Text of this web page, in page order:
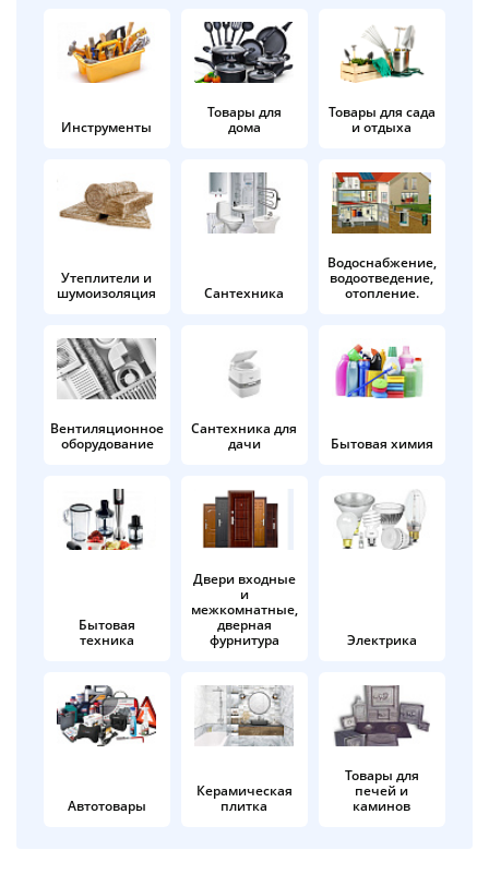
Инструменты
Товары для
дома
Товары для сада
и отдыха
Утеплители и
шумоизоляция
Сантехника
Водоснабжение,
водоотведение,
отопление.
Вентиляционное
оборудование
Сантехника для
дачи
Бытовая химия
Бытовая
техника
Двери входные
и
межкомнатные,
дверная
фурнитура
Электрика
Автотовары
Керамическая
плитка
Товары для
печей и
каминов
в корзину
Оплачивайте сегодня только
25% картой любого банка
Получайте товар
выбранный способом
Оставшиеся
% будут
по25%каждые 2 недели
Подробнее
об оплате Плайтом
раз в 2
недели
Остались вопросы?
8 800 302-02-51
plait.ru